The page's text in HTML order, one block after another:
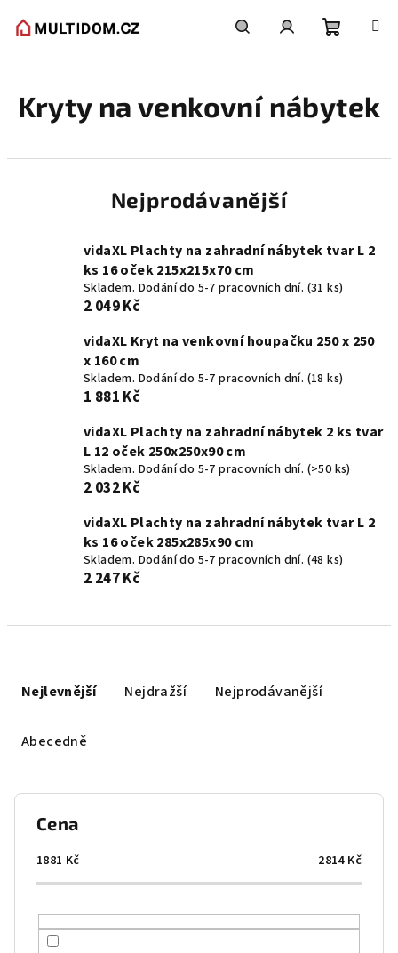
košík
Kryty na venkovní nábytek
Nejprodávanější
vidaXL Plachty na zahradní nábytek tvar L 2
ks 16 oček 215x215x70 cm
Skladem. Dodání do 5-7 pracovních dní. (31 ks)
2 049 Kč
vidaXL Kryt na venkovní houpačku 250 x 250
x 160 cm
Skladem. Dodání do 5-7 pracovních dní. (18 ks)
1 881 Kč
vidaXL Plachty na zahradní nábytek 2 ks tvar
L 12 oček 250x250x90 cm
Skladem. Dodání do 5-7 pracovních dní. (>50 ks)
2 032 Kč
vidaXL Plachty na zahradní nábytek tvar L 2
ks 16 oček 285x285x90 cm
Skladem. Dodání do 5-7 pracovních dní. (48 ks)
2 247 Kč
Nejlevnější Nejdražší Nejprodávanější
Abecedně
Cena
1881 Kč 2814Kč